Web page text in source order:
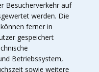
Besucherverkehr auf
werden. Die
ferner in
gespeichert
Betriebssystem,
sowie weitere